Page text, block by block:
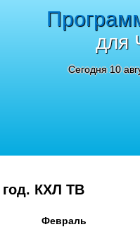
для
Сегодня 10
год. КХЛ ТВ
Февраль